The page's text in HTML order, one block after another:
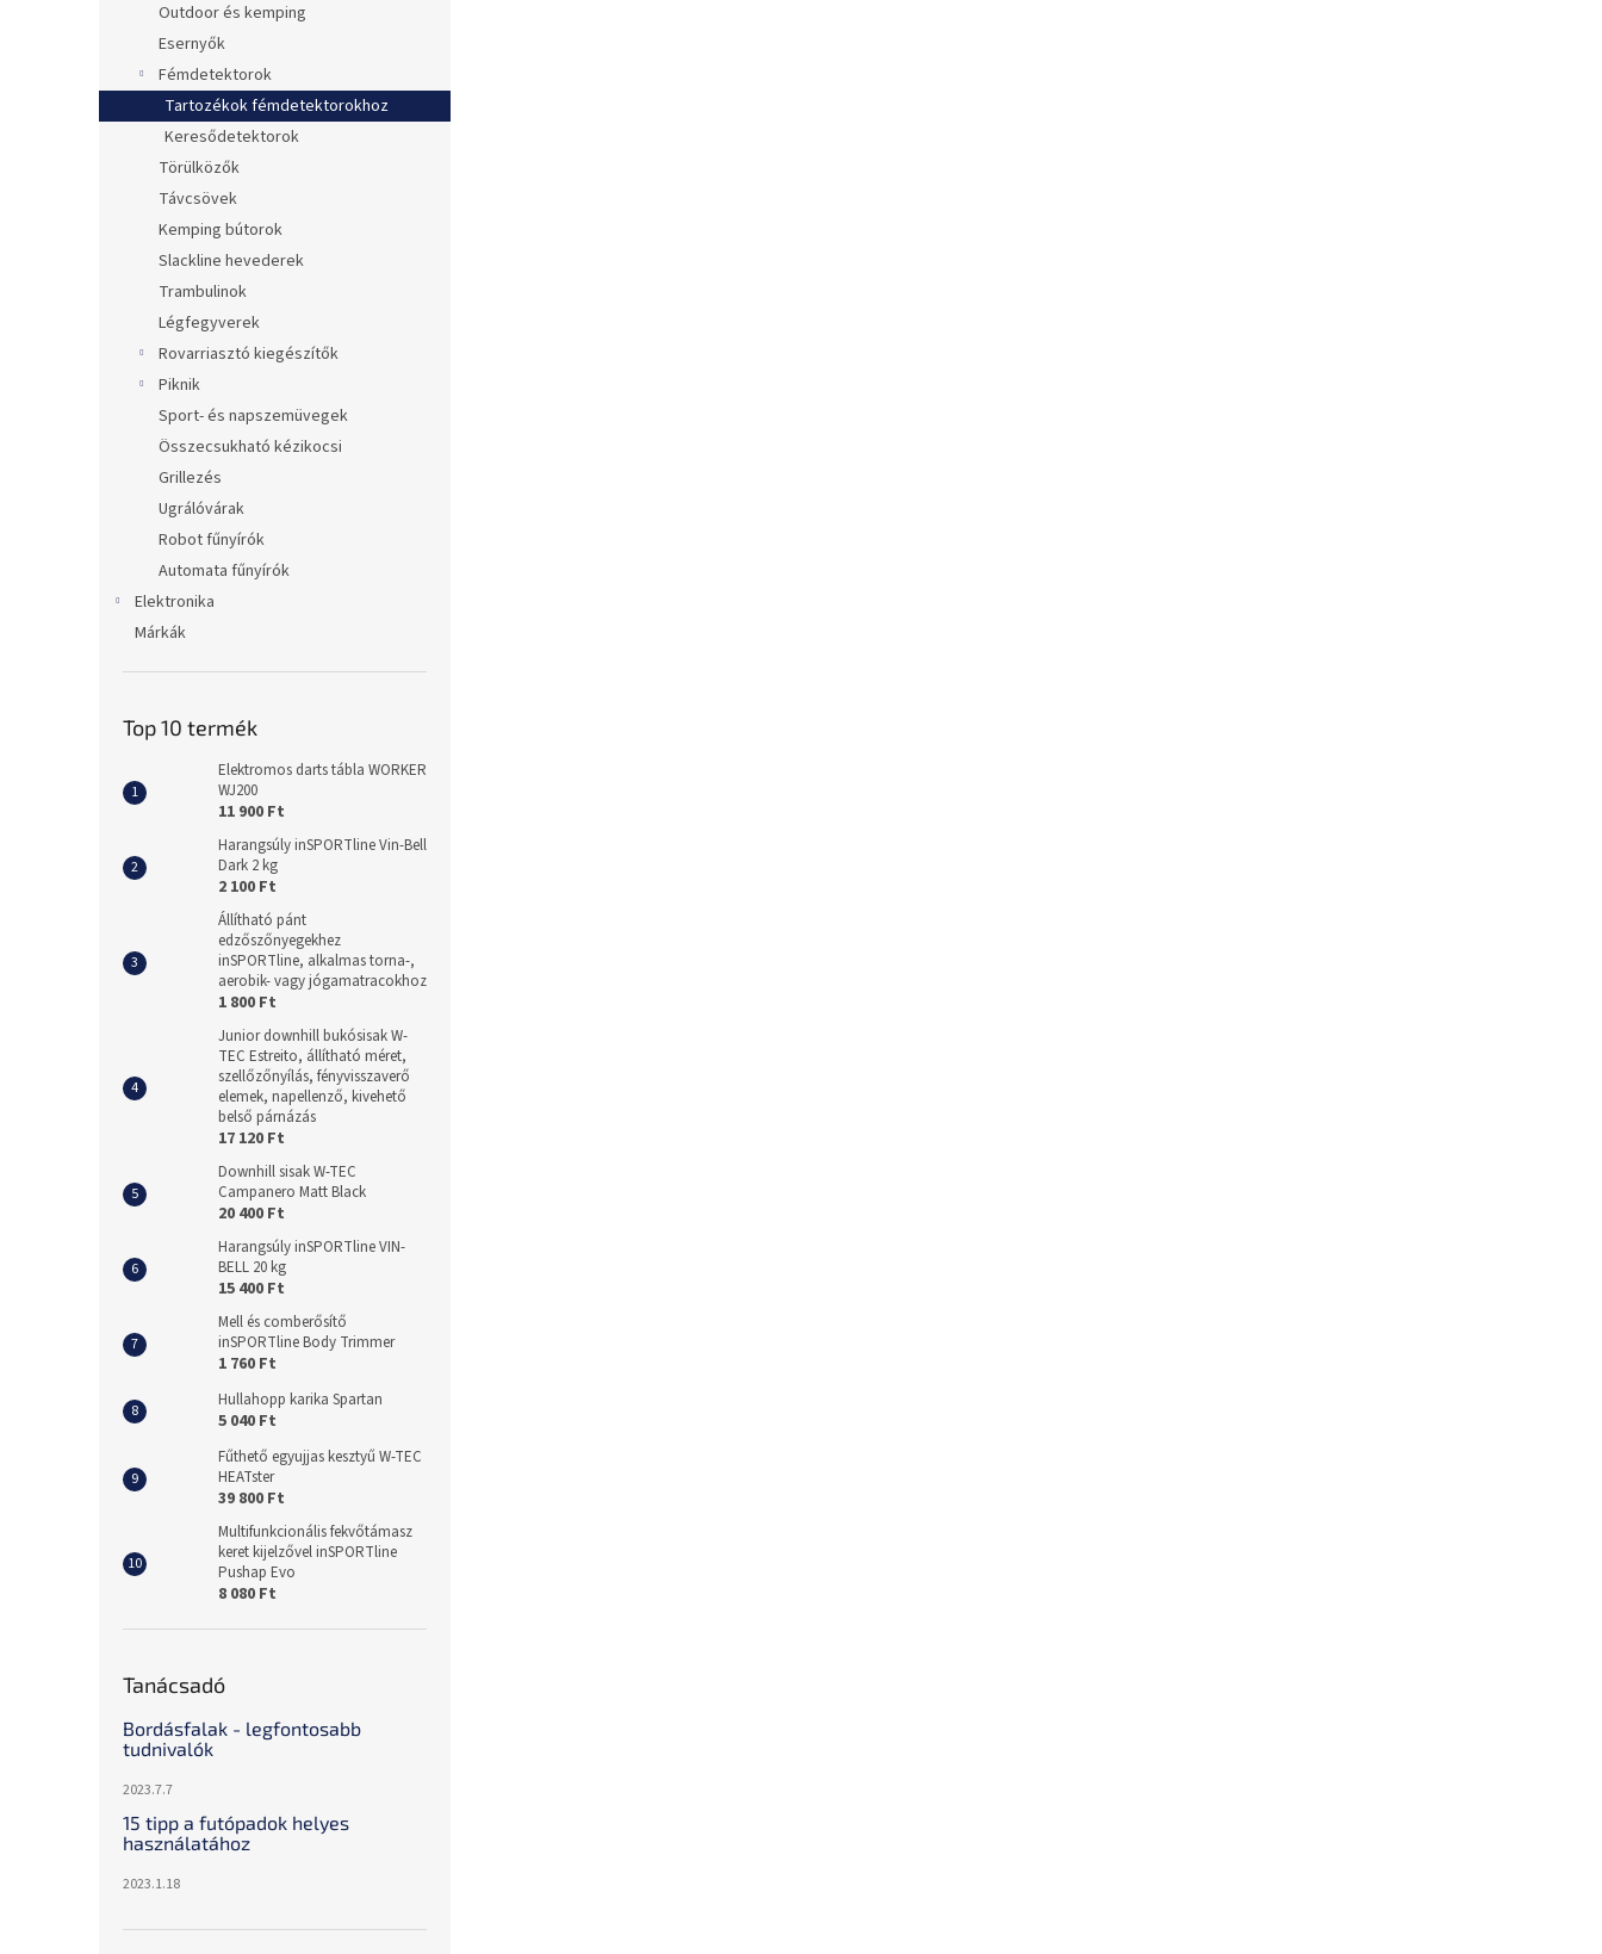
Outdoor és kemping
Esernyők
Fémdetektorok
Tartozékok fémdetektorokhoz
Keresődetektorok
Törülközők
Távcsövek
Kemping bútorok
Slackline hevederek
Trambulinok
Légfegyverek
Rovarriasztó kiegészítők
Piknik
Sport- és napszemüvegek
Összecsukható kézikocsi
Grillezés
Ugrálóvárak
Robot fűnyírók
Automata fűnyírók
Elektronika
Márkák
Top 10 termék
Elektromos darts tábla WORKER
WJ200
11 900 Ft
Harangsúly inSPORTline Vin-Bell
Dark 2 kg
2 100 Ft
Állítható pánt
edzőszőnyegekhez
inSPORTline, alkalmas torna-,
aerobik- vagy jógamatracokhoz
1 800 Ft
Junior downhill bukósisak W-
TEC Estreito, állítható méret,
szellőzőnyílás, fényvisszaverő
elemek, napellenző, kivehető
belső párnázás
17 120 Ft
Downhill sisak W-TEC
Campanero Matt Black
20 400 Ft
Harangsúly inSPORTline VIN-
BELL 20 kg
15 400 Ft
Mell és comberősítő
inSPORTline Body Trimmer
1 760 Ft
Hullahopp karika Spartan
5 040 Ft
Fűthető egyujjas kesztyű W-TEC
HEATster
39 800 Ft
Multifunkcionális fekvőtámasz
keret kijelzővel inSPORTline
Pushap Evo
8 080 Ft
Tanácsadó
Bordásfalak - legfontosabb
tudnivalók
2023.7.7
15 tipp a futópadok helyes
használatához
2023.1.18